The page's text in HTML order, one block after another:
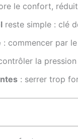
le confort,
reste simple : clé
: commencer par
la
: serrer trop